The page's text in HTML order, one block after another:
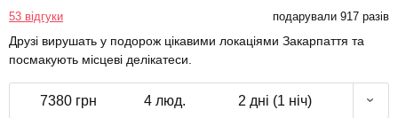
53 відгуки подарували 917 разів
Друзі вирушать у подорож цікавими локаціями Закарпаття та
посмакують місцеві делікатеси.
7380 грн 4 люд. 2 дні (1 ніч)